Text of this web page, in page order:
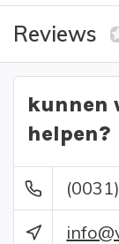
Reviews
kunnen
helpen?